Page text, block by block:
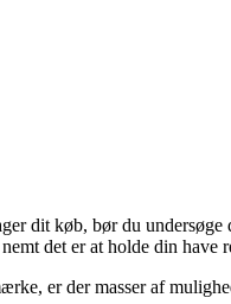
dit køb, bør du
det er at holde din have
er der masser af